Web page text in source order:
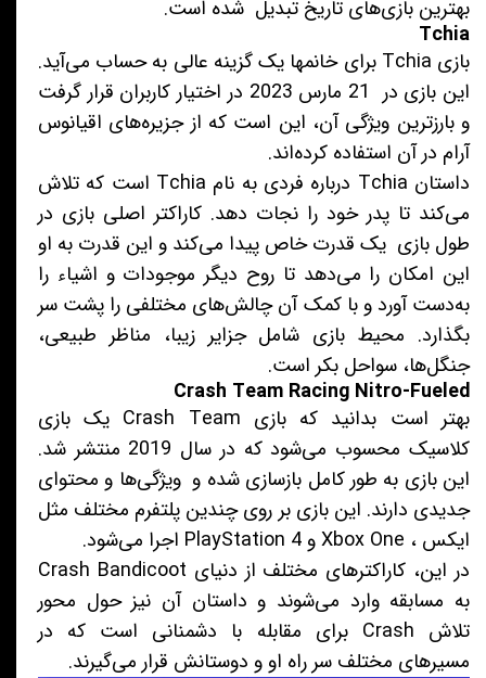
بهترین بازی‌های تاریخ تبدیل شده است.
Tchia
بازی Tchia برای خانمها یک گزینه عالی به حساب می‌آید.
این بازی در 21 مارس 2023 در اختیار کاربران قرار گرفت
و بارزترین ویژگی آن، این است که از جزیره‌های اقیانوس
آرام در آن استفاده کرده‌اند.
داستان Tchia درباره فردی به نام Tchia است که تلاش
می‌کند تا پدر خود را نجات دهد. کاراکتر اصلی بازی در
طول بازی یک قدرت خاص پیدا می‌کند و این قدرت به او
این امکان را می‌دهد تا روح دیگر موجودات و اشیاء را
به‌دست آورد و با کمک آن چالش‌های مختلفی را پشت سر
بگذارد. محیط بازی شامل جزایر زیبا، مناظر طبیعی،
جنگل‌ها، سواحل بکر است.
Crash Team Racing Nitro-Fueled
بهتر است بدانید که بازی Crash Team یک بازی
کلاسیک محسوب می‌شود که در سال 2019 منتشر شد.
این بازی به طور کامل بازسازی شده و ویژگی‌ها و محتوای
جدیدی دارند. این بازی بر روی چندین پلتفرم مختلف مثل
ایکس ، Xbox One و PlayStation 4 اجرا می‌شود.
در این، کاراکترهای مختلف از دنیای Crash Bandicoot
به مسابقه وارد می‌شوند و داستان آن نیز حول محور
تلاش Crash برای مقابله با دشمنانی است که در
مسیرهای مختلف سر راه او و دوستانش قرار می‌گیرند.